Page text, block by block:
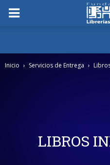
Inicio Servicios de Entrega
LIBROS